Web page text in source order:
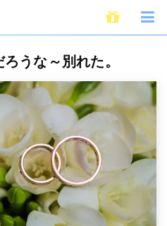
するんだろうな～別れた。
うな～別れた。